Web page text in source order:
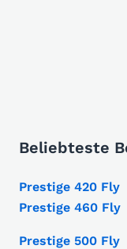
Beliebteste
Prestige 420 Fly
Prestige 460 Fly
Prestige 500 Fly